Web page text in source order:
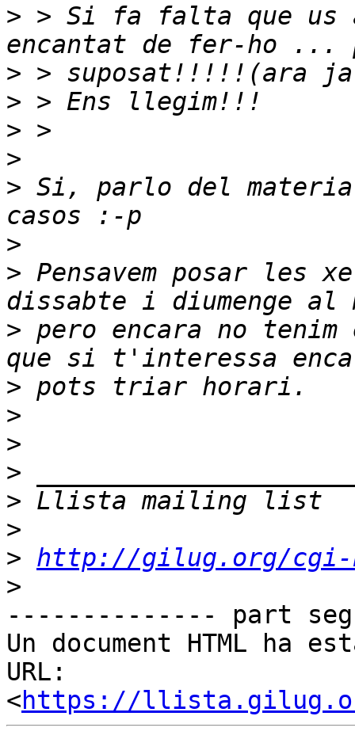
> > Si fa falta que us
>
>
>
>
> Si, parlo del
>
> Pensavem posar les
> pero encara no
>
>
>
>
>
>
> http://gilug.org/
>
-------------- part
Un document HTML ha
URL:
<https://llista.gilug.org/